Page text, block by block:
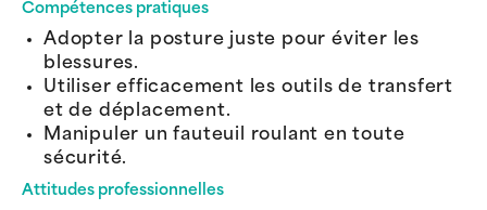
Compétences pratiques
Adopter la posture juste pour éviter les
blessures.
Utiliser efficacement les outils de transfert
et de déplacement.
Manipuler un fauteuil roulant en toute
sécurité.
Attitudes professionnelles